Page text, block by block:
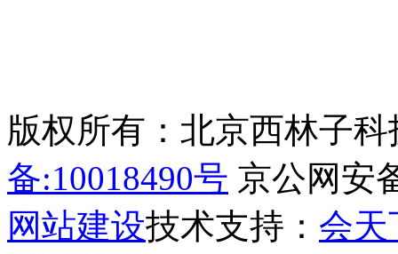
版权所有：北京西林子
备:10018490号 京公网安
网站建设技术支持： 会天